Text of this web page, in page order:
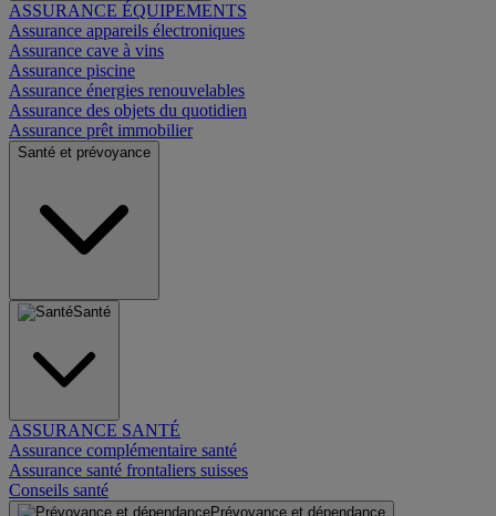
ASSURANCE ÉQUIPEMENTS
Assurance appareils électroniques
Assurance cave à vins
Assurance piscine
Assurance énergies renouvelables
Assurance des objets du quotidien
Assurance prêt immobilier
Santé et prévoyance
Santé
ASSURANCE SANTÉ
Assurance complémentaire santé
Assurance santé frontaliers suisses
Conseils santé
Prévoyance et dépendance